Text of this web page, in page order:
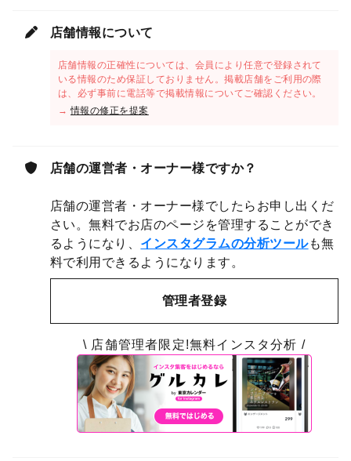
店舗情報について
店舗情報の正確性については、会員により任意で登録されて
いる情報のため保証しておりません。掲載店舗をご利用の際
は、必ず事前に電話等で掲載情報についてご確認ください。
→情報の修正を提案
店舗の運営者・オーナー様ですか？
店舗の運営者・オーナー様でしたらお申し出くだ
さい。無料でお店のページを管理することができ
るようになり、 インスタグラムの分析ツールも無
料で利用できるようになります。
管理者登録
\ 店舗管理者限定!無料インスタ分析 /